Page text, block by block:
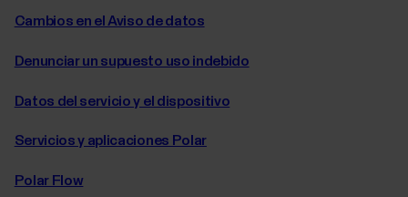
Cambios en el Aviso de datos
Denunciar un supuesto uso indebido
Datos del servicio y el dispositivo
Servicios y aplicaciones Polar
Polar Flow